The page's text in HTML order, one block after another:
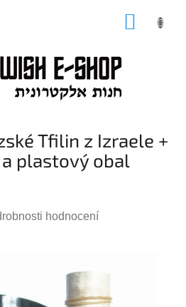
Tfilin z Izraele +
plastový obal
hodnocení